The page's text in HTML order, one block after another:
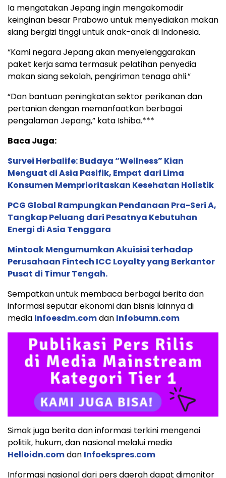
Ia mengatakan Jepang ingin mengakomodir
keinginan besar Prabowo untuk menyediakan makan
siang bergizi tinggi untuk anak-anak di Indonesia.
“Kami negara Jepang akan menyelenggarakan
paket kerja sama termasuk pelatihan penyedia
makan siang sekolah, pengiriman tenaga ahli.”
“Dan bantuan peningkatan sektor perikanan dan
pertanian dengan memanfaatkan berbagai
pengalaman Jepang,” kata Ishiba.***
Baca Juga:
Survei Herbalife: Budaya “Wellness” Kian
Menguat di Asia Pasifik, Empat dari Lima
Konsumen Memprioritaskan Kesehatan Holistik
PCG Global Rampungkan Pendanaan Pra-Seri A,
Tangkap Peluang dari Pesatnya Kebutuhan
Energi di Asia Tenggara
Mintoak Mengumumkan Akuisisi terhadap
Perusahaan Fintech ICC Loyalty yang Berkantor
Pusat di Timur Tengah.
Sempatkan untuk membaca berbagai berita dan
informasi seputar ekonomi dan bisnis lainnya di
media Infoesdm.comdan Infobumn.com
Simak juga berita dan informasi terkini mengenai
politik, hukum, dan nasional melalui media
Helloidn.comdan Infoekspres.com
Informasi nasional dari pers daerah dapat dimonitor